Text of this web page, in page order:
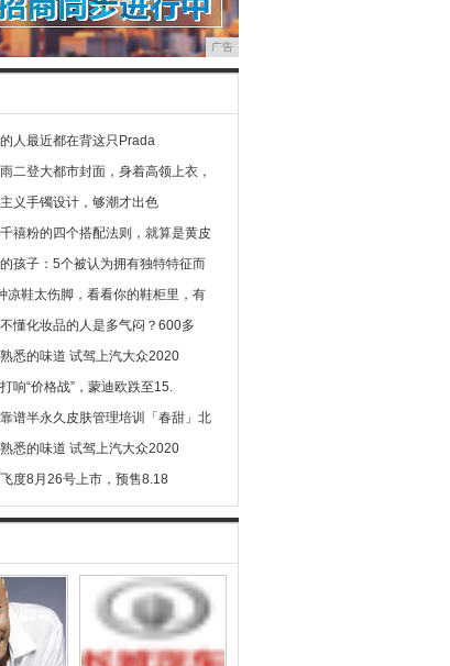
广告
人最近都在背这只Prada
二登大都市封面，身着高领上衣，
义手镯设计，够潮才出色
禧粉的四个搭配法则，就算是黄皮
孩子：5个被认为拥有独特特征而
凉鞋太伤脚，看看你的鞋柜里，有
懂化妆品的人是多气闷？600多
悉的味道 试驾上汽大众2020
响“价格战”，蒙迪欧跌至15.
谱半永久皮肤管理培训「春甜」北
悉的味道 试驾上汽大众2020
度8月26号上市，预售8.18